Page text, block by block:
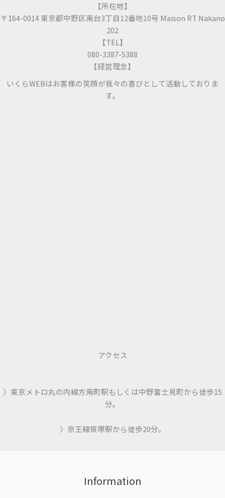
【所在地】
〒164-0014 東京都中野区南台3丁目12番地10号 Maison RT Nakano
202
【TEL】
080-3387-5388
【経営理念】
いくらWEBはお客様の笑顔が我々の喜びとして活動しておりま
す。
アクセス
〉東京メトロ丸の内線方南町駅もしくは中野富士見町から徒歩15
分。
〉京王線笹塚駅から徒歩20分。
Information